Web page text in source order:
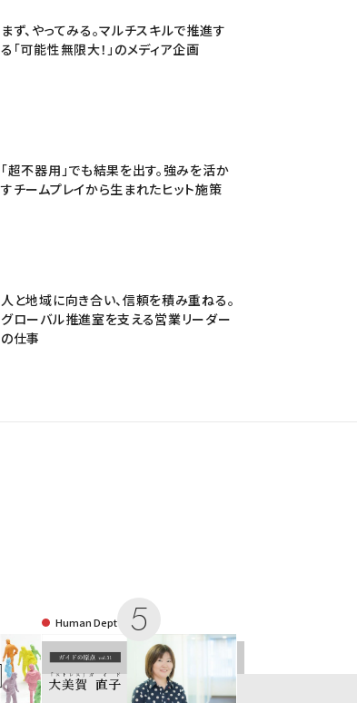
まず、やってみる。マルチスキルで推進す
る「可能性無限大！」のメディア企画
「超不器用」でも結果を出す。強みを活か
すチームプレイから生まれたヒット施策
人と地域に向き合い、信頼を積み重ねる。
グローバル推進室を支える営業リーダー
の仕事
Human Dept